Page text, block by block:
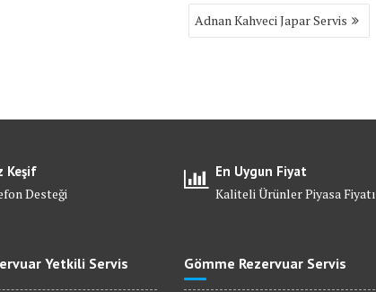
Adnan Kahveci Japar Servis
Keşif
Desteği
En Uygun Fiyat
Kaliteli Ürünler Piyasa Fiyatı
Yetkili Servis Gömme Rezervuar Servis